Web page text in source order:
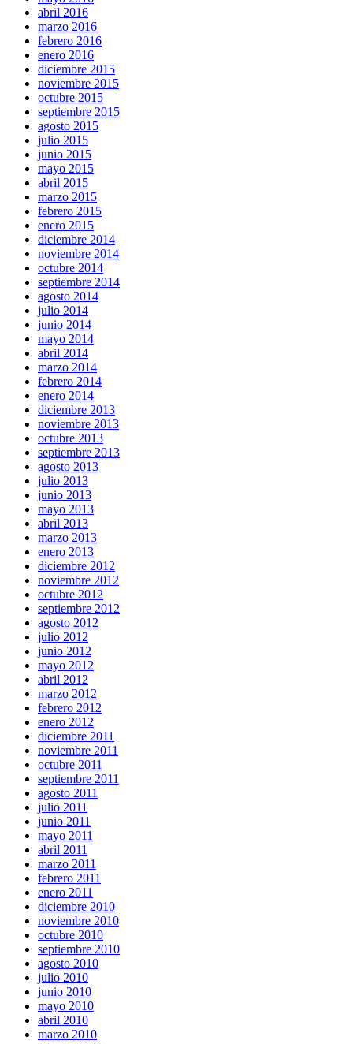
abril 2016
marzo 2016
febrero 2016
enero 2016
diciembre 2015
noviembre 2015
octubre 2015
septiembre 2015
agosto 2015
julio 2015
junio 2015
mayo 2015
abril 2015
marzo 2015
febrero 2015
enero 2015
diciembre 2014
noviembre 2014
octubre 2014
septiembre 2014
agosto 2014
julio 2014
junio 2014
mayo 2014
abril 2014
marzo 2014
febrero 2014
enero 2014
diciembre 2013
noviembre 2013
octubre 2013
septiembre 2013
agosto 2013
julio 2013
junio 2013
mayo 2013
abril 2013
marzo 2013
enero 2013
diciembre 2012
noviembre 2012
octubre 2012
septiembre 2012
agosto 2012
julio 2012
junio 2012
mayo 2012
abril 2012
marzo 2012
febrero 2012
enero 2012
diciembre 2011
noviembre 2011
octubre 2011
septiembre 2011
agosto 2011
julio 2011
junio 2011
mayo 2011
abril 2011
marzo 2011
febrero 2011
enero 2011
diciembre 2010
noviembre 2010
octubre 2010
septiembre 2010
agosto 2010
julio 2010
junio 2010
mayo 2010
abril 2010
marzo 2010